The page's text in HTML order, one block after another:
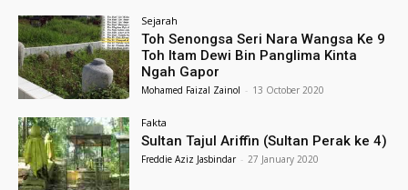
Sejarah
Toh Senongsa Seri Nara Wangsa Ke 9
Toh Itam Dewi Bin Panglima Kinta
Ngah Gapor
Mohamed Faizal Zainol - 13 October 2020
Fakta
Sultan Tajul Ariffin (Sultan Perak ke 4)
Freddie Aziz Jasbindar - 27 January 2020